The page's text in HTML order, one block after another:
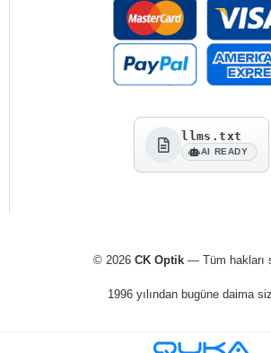
llms.txt
AI READY
© 2026 CK Optik— Tüm hakları
1996 yılından bugüne daima